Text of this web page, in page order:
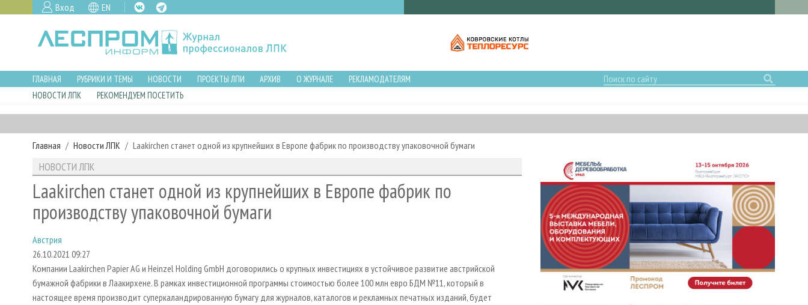
Вход EN
ГЛАВНАЯ РУБРИКИ И ТЕМЫ НОВОСТИ ПРОЕКТЫ ЛПИ АРХИВ О ЖУРНАЛЕ
РЕКЛАМОДАТЕЛЯМ
НОВОСТИ ЛПК
РЕКОМЕНДУЕМ ПОСЕТИТЬ
Главная Новости ЛПК Laakirchen станет одной из крупнейших в Европе фабрик по производству упаковочной бумаги
НОВОСТИ ЛПК
Laakirchen станет одной из крупнейших в Европе фабрик по
производству упаковочной бумаги
Австрия
26.10.2021 09:27
Компании Laakirchen Papier AG и Heinzel Holding GmbH договорились о крупных инвестициях в устойчивое развитие австрийской
бумажной фабрики в Лаакирхене. В рамках инвестиционной программы стоимостью более 100 млн евро БДМ №11, который в
настоящее время производит суперкаландрированную бумагу для журналов, каталогов и рекламных печатных изданий, будет